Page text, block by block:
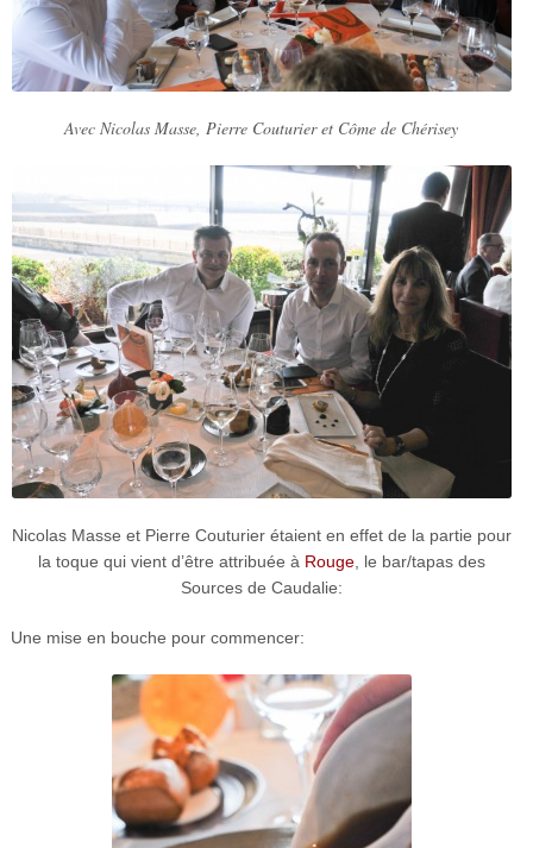
Avec Nicolas Masse, Pierre Couturier et Côme de Chérisey
Nicolas Masse et Pierre Couturier étaient en effet de la partie pour
la toque qui vient d’être attribuée à Rouge, le bar/tapas des
Sources de Caudalie:
Une mise en bouche pour commencer: